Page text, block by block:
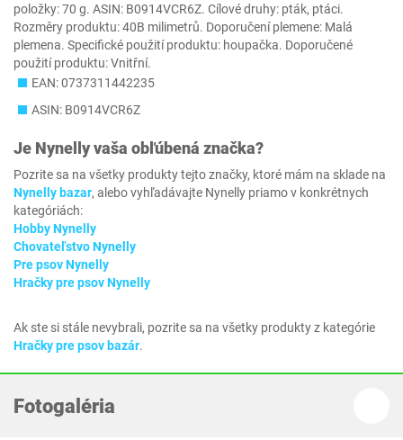
položky: 70 g. ASIN: B0914VCR6Z. Cílové druhy: pták, ptáci.
Rozměry produktu: 40B milimetrů. Doporučení plemene: Malá
plemena. Specifické použití produktu: houpačka. Doporučené
použití produktu: Vnitřní.
EAN: 0737311442235
ASIN: B0914VCR6Z
Je Nynellyvaša obľúbená značka?
Pozrite sa na všetky produkty tejto značky, ktoré mám na sklade na
Nynelly bazar, alebo vyhľadávajte Nynelly priamo v konkrétnych
kategóriách:
Hobby Nynelly
Chovateľstvo Nynelly
Pre psov Nynelly
Hračky pre psov Nynelly
Ak ste si stále nevybrali, pozrite sa na všetky produkty z kategórie
Hračky pre psov bazár.
Fotogaléria